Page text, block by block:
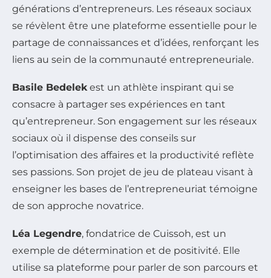
générations d’entrepreneurs. Les réseaux sociaux
se révèlent être une plateforme essentielle pour le
partage de connaissances et d’idées, renforçant les
liens au sein de la communauté entrepreneuriale.
Basile Bedelekest un athlète inspirant qui se
consacre à partager ses expériences en tant
qu’entrepreneur. Son engagement sur les réseaux
sociaux où il dispense des conseils sur
l’optimisation des affaires et la productivité reflète
ses passions. Son projet de jeu de plateau visant à
enseigner les bases de l’entrepreneuriat témoigne
de son approche novatrice.
Léa Legendre, fondatrice de Cuissoh, est un
exemple de détermination et de positivité. Elle
utilise sa plateforme pour parler de son parcours et